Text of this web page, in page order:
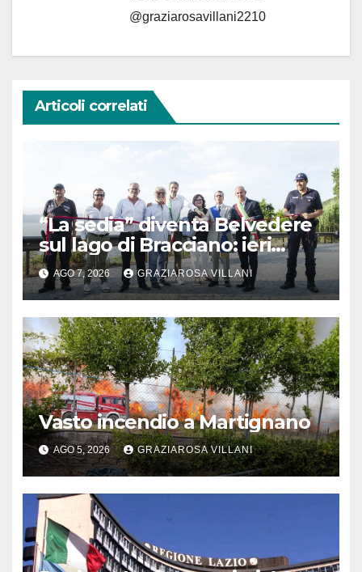
@graziarosavillani2210
Articoli correlati
“La sedia” diventa Belvedere
sul lago di Bracciano: ieri
l’inaugurazione
AGO 7, 2026 GRAZIAROSA VILLANI
Vasto incendio a Martignano
AGO 5, 2026 GRAZIAROSA VILLANI